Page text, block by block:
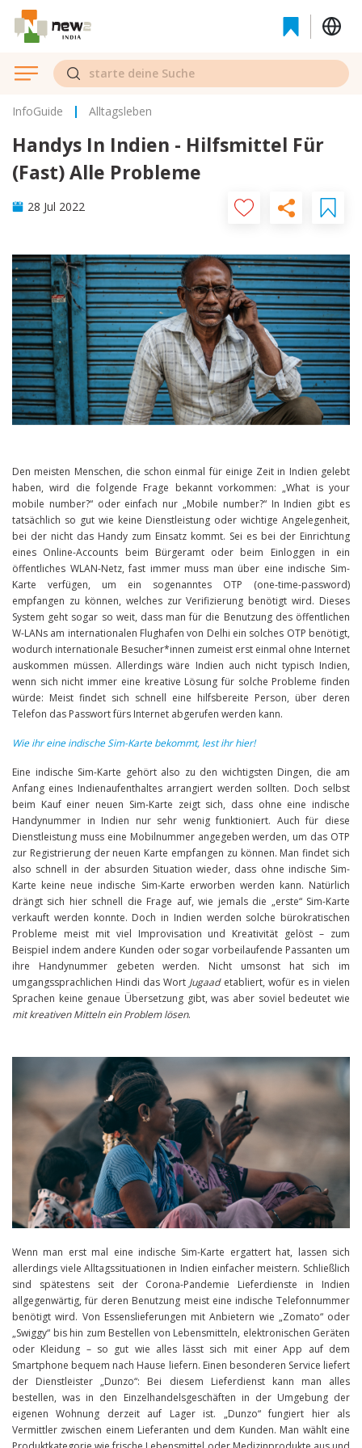
InfoGuide Alltagsleben
Handys In Indien - Hilfsmittel Für
(fast) Alle Probleme
28 Jul 2022
Den meisten Menschen, die schon einmal für einige Zeit in Indien gelebt
haben, wird die folgende Frage bekannt vorkommen: „What is your
mobile number?“ oder einfach nur „Mobile number?“ In Indien gibt es
tatsächlich so gut wie keine Dienstleistung oder wichtige Angelegenheit,
bei der nicht das Handy zum Einsatz kommt. Sei es bei der Einrichtung
eines Online-Accounts beim Bürgeramt oder beim Einloggen in ein
öffentliches WLAN-Netz, fast immer muss man über eine indische Sim-
Karte verfügen, um ein sogenanntes OTP (one-time-password)
empfangen zu können, welches zur Verifizierung benötigt wird. Dieses
System geht sogar so weit, dass man für die Benutzung des öffentlichen
W-LANs am internationalen Flughafen von Delhi ein solches OTP benötigt,
wodurch internationale Besucher*innen zumeist erst einmal ohne Internet
auskommen müssen. Allerdings wäre Indien auch nicht typisch Indien,
wenn sich nicht immer eine kreative Lösung für solche Probleme finden
würde: Meist findet sich schnell eine hilfsbereite Person, über deren
Telefon das Passwort fürs Internet abgerufen werden kann.
Wie ihr eine indische Sim-Karte bekommt, lest ihr hier!
Eine indische Sim-Karte gehört also zu den wichtigsten Dingen, die am
Anfang eines Indienaufenthaltes arrangiert werden sollten. Doch selbst
beim Kauf einer neuen Sim-Karte zeigt sich, dass ohne eine indische
Handynummer in Indien nur sehr wenig funktioniert. Auch für diese
Dienstleistung muss eine Mobilnummer angegeben werden, um das OTP
zur Registrierung der neuen Karte empfangen zu können. Man findet sich
also schnell in der absurden Situation wieder, dass ohne indische Sim-
Karte keine neue indische Sim-Karte erworben werden kann. Natürlich
drängt sich hier schnell die Frage auf, wie jemals die „erste“ Sim-Karte
verkauft werden konnte. Doch in Indien werden solche bürokratischen
Probleme meist mit viel Improvisation und Kreativität gelöst – zum
Beispiel indem andere Kunden oder sogar vorbeilaufende Passanten um
ihre Handynummer gebeten werden. Nicht umsonst hat sich im
umgangssprachlichen Hindi das WortJugaadetabliert, wofür es in vielen
Sprachen keine genaue Übersetzung gibt, was aber soviel bedeutet wie
mit kreativen Mitteln ein Problem lösen.
Wenn man erst mal eine indische Sim-Karte ergattert hat, lassen sich
allerdings viele Alltagssituationen in Indien einfacher meistern. Schließlich
sind spätestens seit der Corona-Pandemie Lieferdienste in Indien
allgegenwärtig, für deren Benutzung meist eine indische Telefonnummer
benötigt wird. Von Essenslieferungen mit Anbietern wie „Zomato“ oder
„Swiggy“ bis hin zum Bestellen von Lebensmitteln, elektronischen Geräten
oder Kleidung – so gut wie alles lässt sich mit einer App auf dem
Smartphone bequem nach Hause liefern. Einen besonderen Service liefert
der Dienstleister „Dunzo“: Bei diesem Lieferdienst kann man alles
bestellen, was in den Einzelhandelsgeschäften in der Umgebung der
eigenen Wohnung derzeit auf Lager ist. „Dunzo“ fungiert hier als
Vermittler zwischen einem Lieferanten und dem Kunden. Man wählt eine